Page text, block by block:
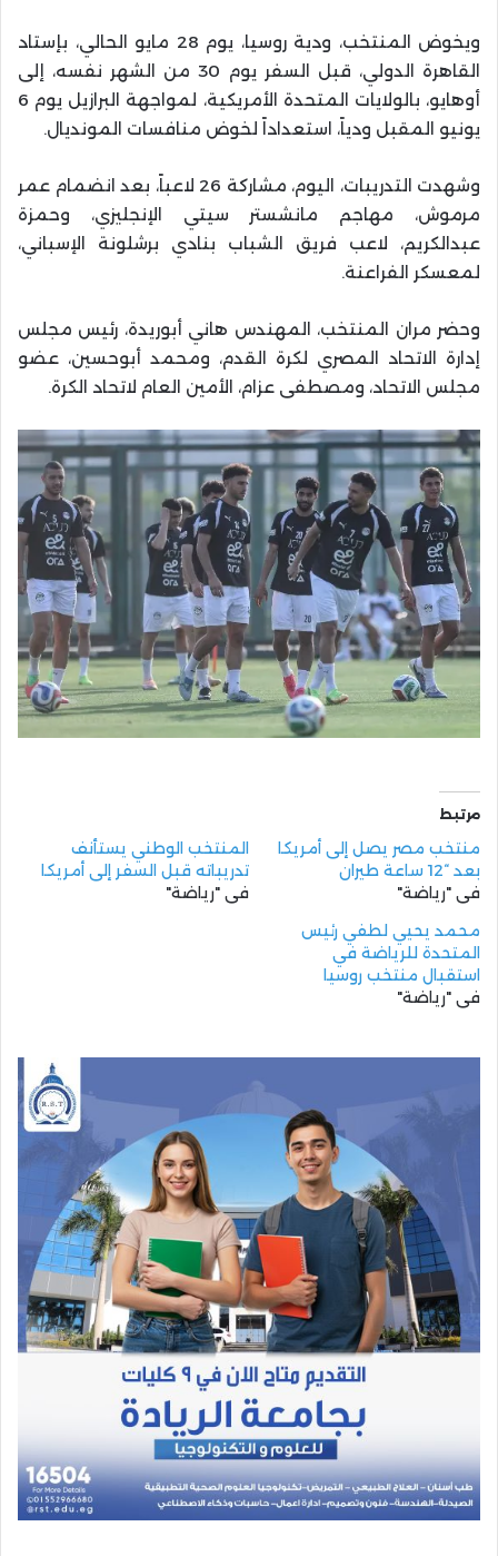
ويخوض المنتخب، ودية روسيا، يوم 28 مايو الحالي، بإستاد
القاهرة الدولي، قبل السفر يوم 30 من الشهر نفسه، إلى
أوهايو، بالولايات المتحدة الأمريكية، لمواجهة البرازيل يوم 6
يونيو المقبل ودياً، استعداداً لخوض منافسات المونديال.
وشهدت التدريبات، اليوم، مشاركة 26 لاعباً، بعد انضمام عمر
مرموش، مهاجم مانشستر سيتي الإنجليزي، وحمزة
عبدالكريم، لاعب فريق الشباب بنادي برشلونة الإسباني،
لمعسكر الفراعنة.
وحضر مران المنتخب، المهندس هاني أبوريدة، رئيس مجلس
إدارة الاتحاد المصري لكرة القدم، ومحمد أبوحسين، عضو
مجلس الاتحاد، ومصطفى عزام، الأمين العام لاتحاد الكرة.
مرتبط
منتخب مصر يصل إلى أمريكا
بعد “12 ساعة طيران
في "رياضة"
المنتخب الوطني يستأنف
تدريباته قبل السفر إلى أمريكا
في "رياضة"
محمد يحيي لطفي رئيس
المتحدة للرياضة في
استقبال منتخب روسيا
في "رياضة"